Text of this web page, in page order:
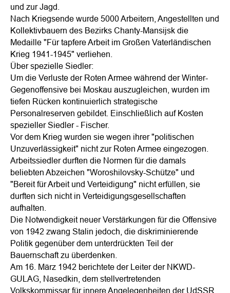
und zur Jagd.
Nach Kriegsende wurde 5000 Arbeitern, Angestellten und
Kollektivbauern des Bezirks Chanty-Mansijsk die
Medaille "Für tapfere Arbeit im Großen Vaterländischen
Krieg 1941-1945" verliehen.
Über spezielle Siedler:
Um die Verluste der Roten Armee während der Winter-
Gegenoffensive bei Moskau auszugleichen, wurden im
tiefen Rücken kontinuierlich strategische
Personalreserven gebildet. Einschließlich auf Kosten
spezieller Siedler - Fischer.
Vor dem Krieg wurden sie wegen ihrer "politischen
Unzuverlässigkeit" nicht zur Roten Armee eingezogen.
Arbeitssiedler durften die Normen für die damals
beliebten Abzeichen "Woroshilovsky-Schütze" und
"Bereit für Arbeit und Verteidigung" nicht erfüllen, sie
durften sich nicht in Verteidigungsgesellschaften
aufhalten.
Die Notwendigkeit neuer Verstärkungen für die Offensive
von 1942 zwang Stalin jedoch, die diskriminierende
Politik gegenüber dem unterdrückten Teil der
Bauernschaft zu überdenken.
Am 16. März 1942 berichtete der Leiter der NKWD-
GULAG, Nasedkin, dem stellvertretenden
Volkskommissar für innere Angelegenheiten der UdSSR